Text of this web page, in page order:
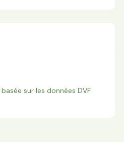
sur les données DVF